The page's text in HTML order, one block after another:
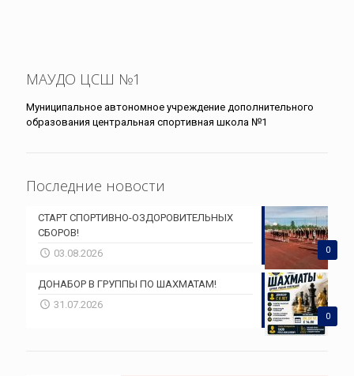
МАУДО ЦСШ №1
Муниципальное автономное учреждение дополнительного
образования центральная спортивная школа №1
Последние новости
0
СТАРТ СПОРТИВНО-ОЗДОРОВИТЕЛЬНЫХ
СБОРОВ!
03.08.2026
0
ДОНАБОР В ГРУППЫ ПО ШАХМАТАМ!
31.07.2026